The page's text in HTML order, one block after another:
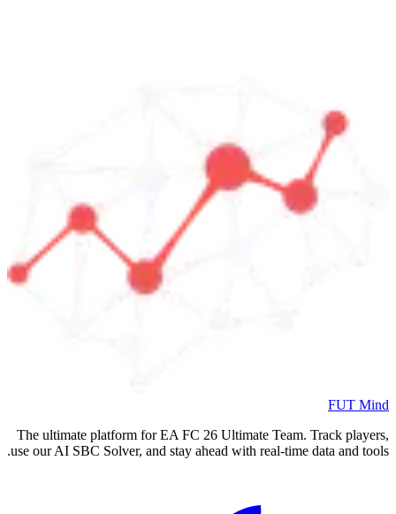
FUT Mind
The ultimate platform for EA FC 26 Ultimate Team. Track players,
use our AI SBC Solver, and stay ahead with real-time data and tools.